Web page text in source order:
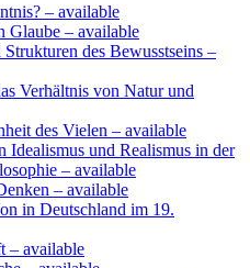
– available
Glaube – available
des Bewusstseins –
Verhältnis von Natur und
des Vielen – available
und Realismus in der
– available
– available
in Deutschland im 19.
– available